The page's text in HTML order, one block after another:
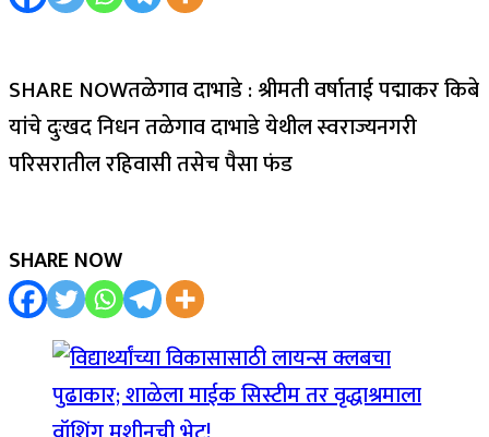
SHARE NOWतळेगाव दाभाडे : श्रीमती वर्षाताई पद्माकर किबे
यांचे दुःखद निधन तळेगाव दाभाडे येथील स्वराज्यनगरी
परिसरातील रहिवासी तसेच पैसा फंड
SHARE NOW